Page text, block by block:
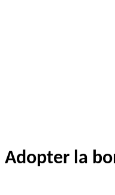
Adopter la